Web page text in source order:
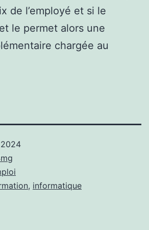
de l’employé et si le
le permet alors une
chargée au
, informatique